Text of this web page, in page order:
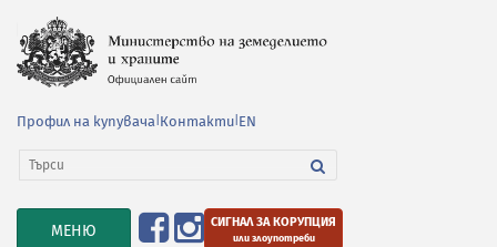
Профил на купувача Контакти EN
TOGGLE
МЕНЮ СИГНАЛ ЗА КОРУПЦИЯ
или злоупотреби